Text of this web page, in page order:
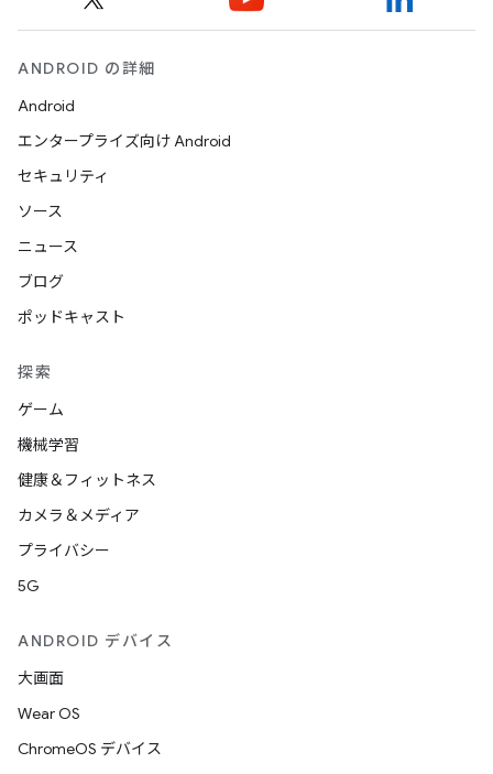
ANDROID の詳細
Android
エンタープライズ向け Android
セキュリティ
ソース
ニュース
ブログ
ポッドキャスト
探索
ゲーム
機械学習
健康＆フィットネス
カメラ＆メディア
プライバシー
5G
ANDROID デバイス
大画面
Wear OS
ChromeOS デバイス